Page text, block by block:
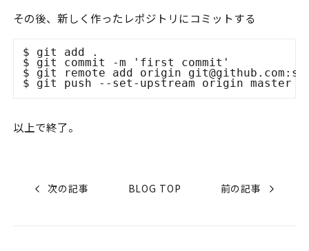
その後、新しく作ったレポジトリにコミットする
$ git add .
$ git commit -m 'first commit'
$ git remote add origin
以上で終了。
次の記事 BLOG TOP 前の記事